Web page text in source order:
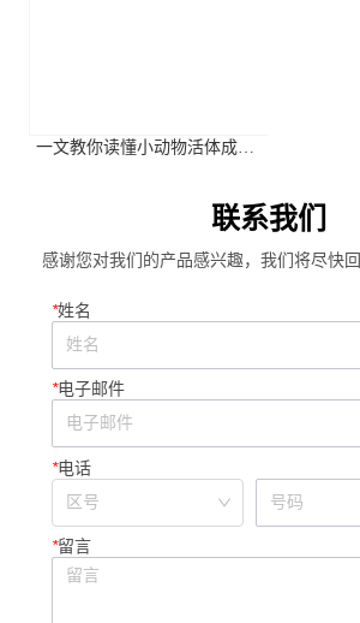
一文教你读懂小动物活体成像
联系我们
感谢您对我们的产品感兴趣，我们将尽快
*姓名
*电子邮件
*电话
*留言